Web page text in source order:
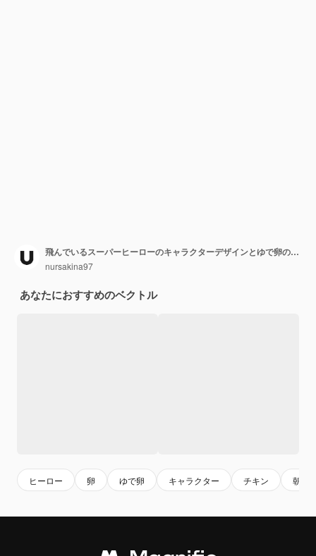
飛んでいるスーパーヒーローのキャラクターデザインとゆで卵の漫画
nursakina97
あなたにおすすめのベクトル
ヒーロー 卵 ゆで卵 キャラクター チキン 朝ご